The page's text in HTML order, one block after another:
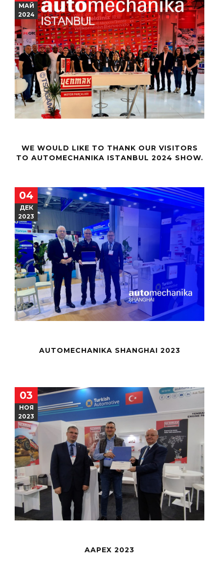
МАЙ
2024
WE WOULD LIKE TO THANK OUR VISITORS
TO AUTOMECHANIKA ISTANBUL 2024 SHOW.
04
ДЕК
2023
AUTOMECHANIKA SHANGHAI 2023
03
НОЯ
2023
AAPEX 2023